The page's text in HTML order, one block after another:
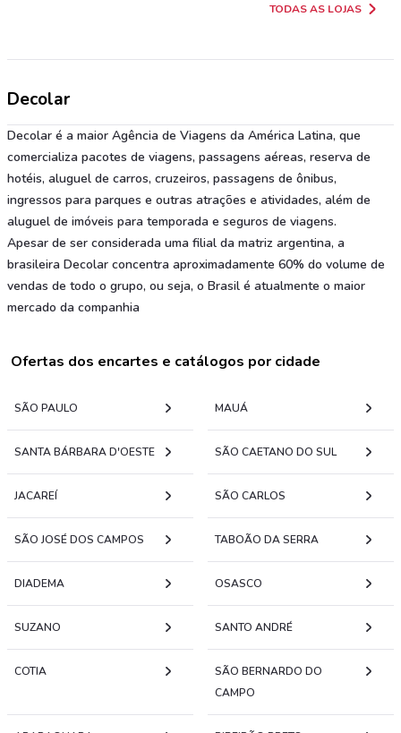
TODAS AS LOJAS
Decolar
Decolar é a maior Agência de Viagens da América Latina, que
comercializa pacotes de viagens, passagens aéreas, reserva de
hotéis, aluguel de carros, cruzeiros, passagens de ônibus,
ingressos para parques e outras atrações e atividades, além de
aluguel de imóveis para temporada e seguros de viagens.
Apesar de ser considerada uma filial da matriz argentina, a
brasileira Decolar concentra aproximadamente 60% do volume de
vendas de todo o grupo, ou seja, o Brasil é atualmente o maior
mercado da companhia
Ofertas dos encartes e catálogos por cidade
SÃO PAULO MAUÁ
SANTA BÁRBARA D'OESTE SÃO CAETANO DO SUL
JACAREÍ SÃO CARLOS
SÃO JOSÉ DOS CAMPOS TABOÃO DA SERRA
DIADEMA OSASCO
SUZANO SANTO ANDRÉ
COTIA
SÃO BERNARDO DO
CAMPO